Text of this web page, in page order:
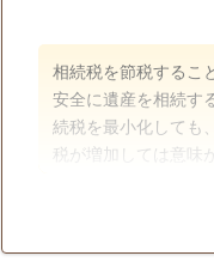
相続税を節税するこ
安全に遺産を相続す
続税を最小化しても
税が増加しては意味